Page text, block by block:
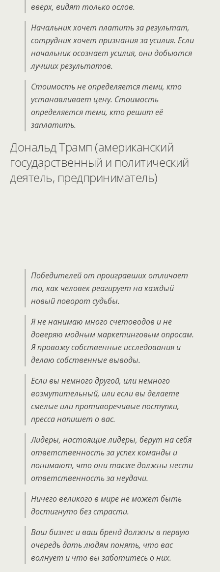
вверх, видят только ослов.
Начальник хочет платить за результат,
сотрудник хочет признания за усилия. Если
начальник осознает усилия, они добьются
лучших результатов.
Стоимость не определяется теми, кто
устанавливает цену. Стоимость
определяется теми, кто решит её
заплатить.
Дональд Трамп (американский
государственный и политический
деятель, предприниматель)
Победителей от проигравших отличает
то, как человек реагирует на каждый
новый поворот судьбы.
Я не нанимаю много счетоводов и не
доверяю модным маркетинговым опросам.
Я провожу собственные исследования и
делаю собственные выводы.
Если вы немного другой, или немного
возмутительный, или если вы делаете
смелые или противоречивые поступки,
пресса напишет о вас.
Лидеры, настоящие лидеры, берут на себя
ответственность за успех команды и
понимают, что они также должны нести
ответственность за неудачи.
Ничего великого в мире не может быть
достигнуто без страсти.
Ваш бизнес и ваш бренд должны в первую
очередь дать людям понять, что вас
волнует и что вы заботитесь о них.